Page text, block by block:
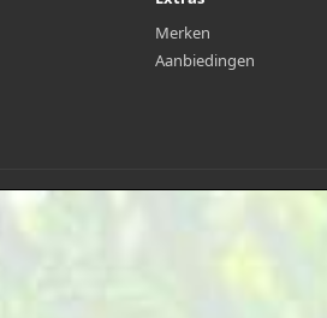
Merken
Aanbiedingen